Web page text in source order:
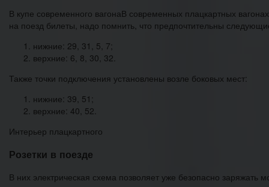
В купе современного вагонаВ современных плацкартных
на поезд билеты, надо помнить, что предпочтительны
нижние: 29, 31, 5, 7;
верхние: 6, 8, 30, 32.
Также точки подключения установлены возле боковых мест:
нижние: 39, 51;
верхние: 40, 52.
Интерьер плацкартного
Розетки в поезде
В них электрическая схема позволяет уже безопасно заряжать